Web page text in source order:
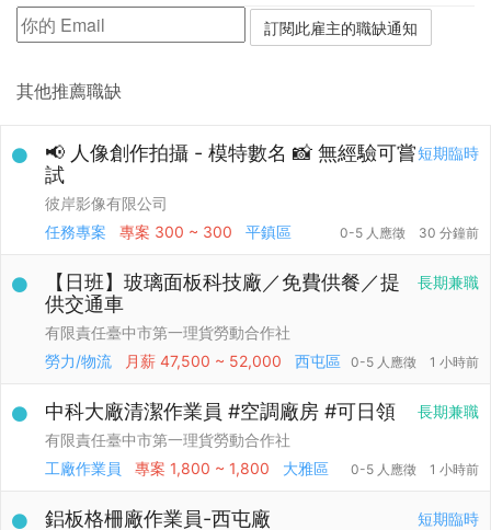
其他推薦職缺
短期臨時
📢 人像創作拍攝 - 模特數名 📸 無經驗可嘗
試
彼岸影像有限公司
任務專案
專案 300 ~ 300 平鎮區 0-5 人應徵 30 分鐘前
長期兼職
【日班】玻璃面板科技廠／免費供餐／提
供交通車
有限責任臺中市第一理貨勞動合作社
勞力/物流
月薪 47,500 ~ 52,000 西屯區 0-5 人應徵 1 小時前
長期兼職
中科大廠清潔作業員 #空調廠房 #可日領
有限責任臺中市第一理貨勞動合作社
工廠作業員
專案 1,800 ~ 1,800 大雅區 0-5 人應徵 1 小時前
短期臨時
鋁板格柵廠作業員-西屯廠